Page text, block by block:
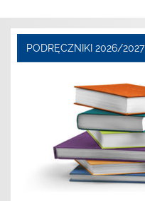
PODRĘCZNIKI 2026/2027